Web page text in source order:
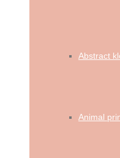
Abstract
Animal